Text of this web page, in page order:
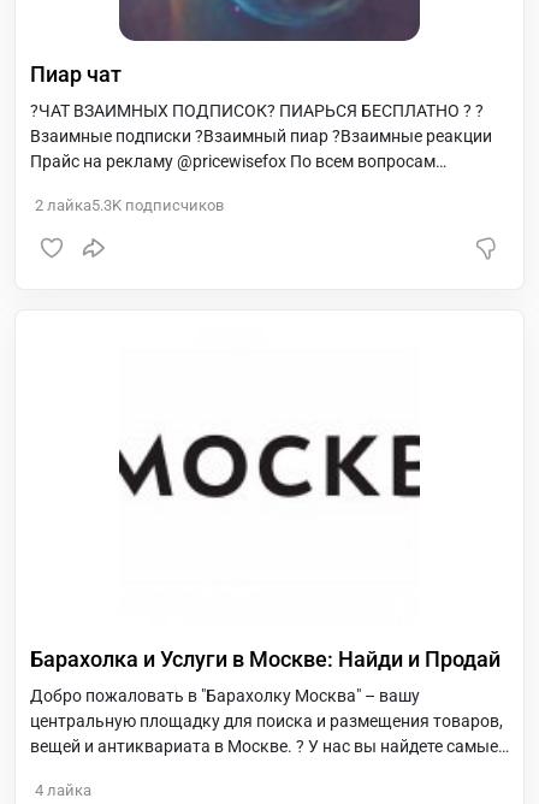
Пиар чат
?ЧАТ ВЗАИМНЫХ ПОДПИСОК? ПИАРЬСЯ БЕСПЛАТНО ? ?
Взаимные подписки ?Взаимный пиар ?Взаимные реакции
Прайс на рекламу @pricewisefox По всем вопросам
2 лайка5.3K подписчиков
Барахолка и Услуги в Москве: Найди и Продай
Добро пожаловать в "Барахолку Москва" – вашу
центральную площадку для поиска и размещения товаров,
вещей и антиквариата в Москве. ?️ У нас вы найдете самые
коллекционеров. Наши объявления охватывают все, от
4 лайка